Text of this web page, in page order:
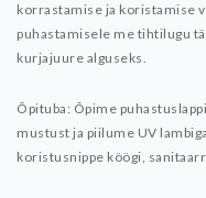
korrastamise ja koristamise
puhastamisele me tihtilugu
kurjajuure alguseks.
Õpituba: Õpime
mustust ja piilume UV
koristusnippe köögi,